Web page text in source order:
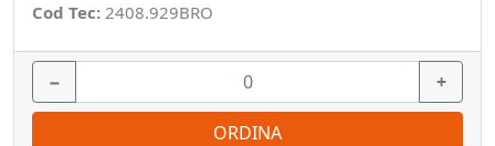
Cod Tec: 2408.929BRO
− +
ORDINA